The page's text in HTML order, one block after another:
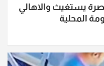
يستغيث والاهالي
المحلية